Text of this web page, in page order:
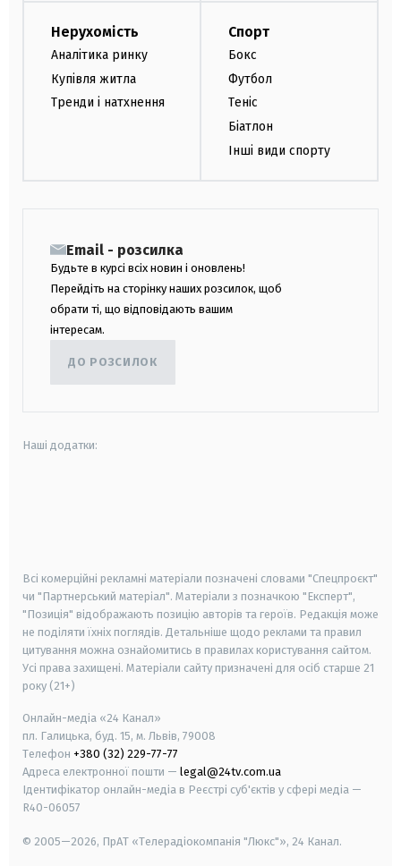
Нерухомість
Аналітика ринку
Купівля житла
Тренди і натхнення
Спорт
Бокс
Футбол
Теніс
Біатлон
Інші види спорту
Email - розсилка
Будьте в курсі всіх новин і оновлень!
Перейдіть на сторінку наших розсилок, щоб
обрати ті, що відповідають вашим
інтересам.
ДО РОЗСИЛОК
Наші додатки:
Всі комерційні рекламні матеріали позначені словами "Спецпроєкт"
чи "Партнерський матеріал". Матеріали з позначкою "Експерт",
"Позиція" відображають позицію авторів та героїв. Редакція може
не поділяти їхніх поглядів. Детальніше щодо реклами та правил
цитування можна ознайомитись в правилах користування сайтом.
Усі права захищені. Матеріали сайту призначені для осіб старше 21
року (21+)
Онлайн-медіа «24 Канал»
пл. Галицька, буд. 15, м. Львів, 79008
Телефон +380 (32) 229-77-77
Адреса електронної пошти — legal@24tv.com.ua
Ідентифікатор онлайн-медіа в Реєстрі суб'єктів у сфері медіа —
R40-06057
© 2005—2026, ПрАТ «Телерадіокомпанія "Люкс"», 24 Канал.